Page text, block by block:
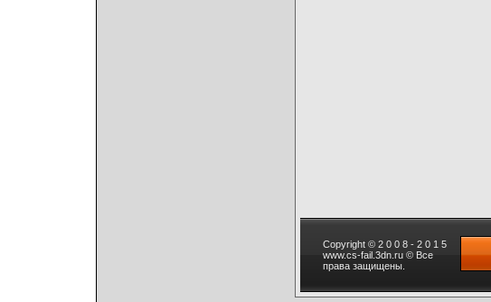
Copyright © 2 0 0 8 - 2 0 1 5
www.cs-fail.3dn.ru © Все
права защищены.